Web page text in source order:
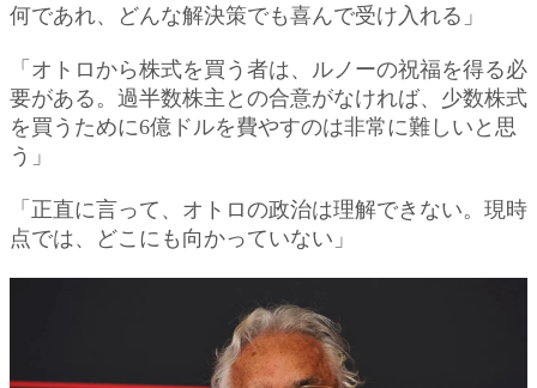
何であれ、どんな解決策でも喜んで受け入れる」
「オトロから株式を買う者は、ルノーの祝福を得る必
要がある。過半数株主との合意がなければ、少数株式
を買うために6億ドルを費やすのは非常に難しいと思
う」
「正直に言って、オトロの政治は理解できない。現時
点では、どこにも向かっていない」